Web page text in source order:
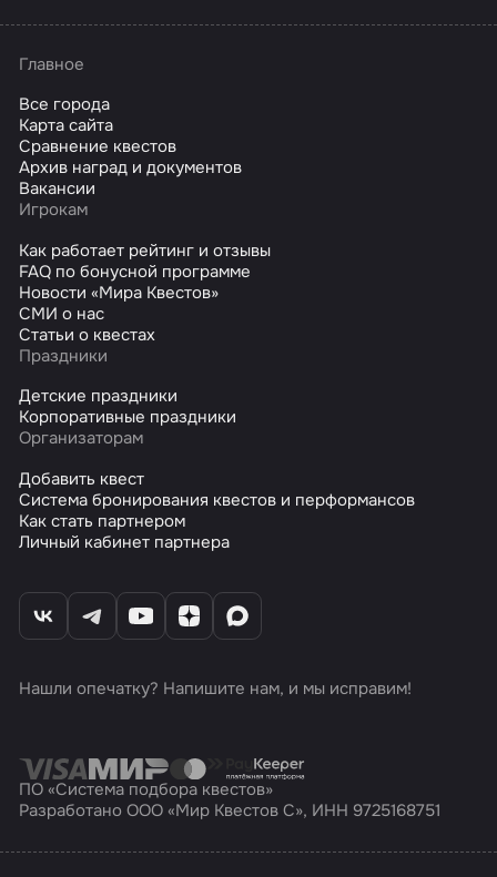
Главное
Все города
Карта сайта
Сравнение квестов
Архив наград и документов
Вакансии
Игрокам
Как работает рейтинг и отзывы
FAQ по бонусной программе
Новости «Мира Квестов»
СМИ о нас
Статьи о квестах
Праздники
Детские праздники
Корпоративные праздники
Организаторам
Добавить квест
Система бронирования квестов и перформансов
Как стать партнером
Личный кабинет партнера
Нашли опечатку? Напишите нам, и мы исправим!
ПО «Система подбора квестов»
Разработано ООО «Мир Квестов С», ИНН 9725168751